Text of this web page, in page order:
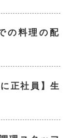
の料理の配
正社員】生